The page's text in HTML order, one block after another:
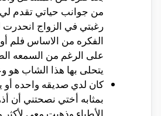
من جوانب حياتي تقدم
رغبتي في الزواج
الفكره من الاساس فلم
على الرغم من السمعه
يتحلى بها هذا الشاب هو
كان لدي صديقه واحده أو
بمثابه أختي نصحتني أن
الأطباء وذهبت معي